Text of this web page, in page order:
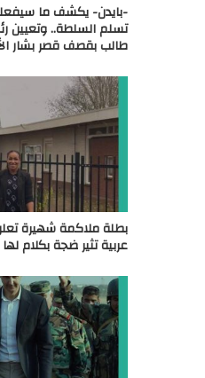
-بايدن- يكشف ما
طالب بقصف قصر بشار
بطلة ملاكمة شهيرة
عربية تثير ضجة بكلام